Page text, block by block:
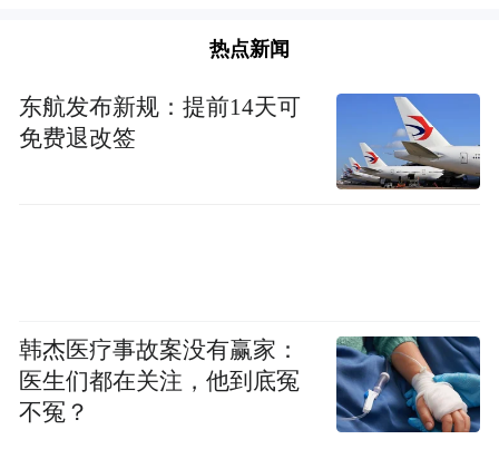
农行深圳分行在全国首创“数字人民币智能合
约+公积金提取”应用场景，充分发挥金融科
“先到账、再核查”，有效提高业务办理效
率。
热点新闻
东航发布新规：提前14天可
免费退改签
韩杰医疗事故案没有赢家：
医生们都在关注，他到底冤
不冤？